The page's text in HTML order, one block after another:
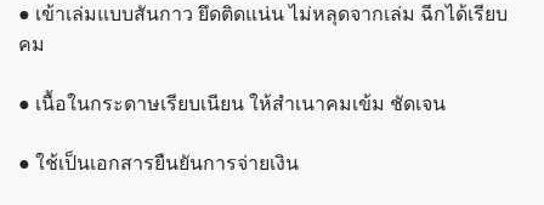
ตัว
ชิ้น
● เข้าเล่มแบบสันกาว ยึดติดแน่น ไม่หลุดจากเล่ม ฉีกได้เรียบ
คม
● เนื้อในกระดาษเรียบเนียน ให้สำเนาคมเข้ม ชัดเจน
● ใช้เป็นเอกสารยืนยันการจ่ายเงิน